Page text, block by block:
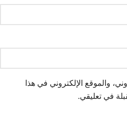
والموقع الإلكتروني في هذا
في تعليقي.